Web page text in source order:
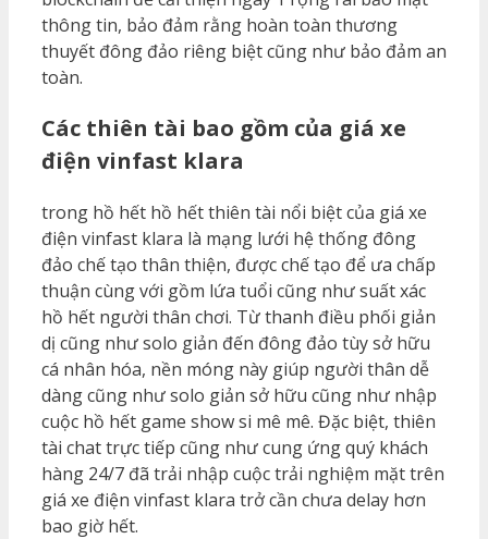
thông tin, bảo đảm rằng hoàn toàn thương
thuyết đông đảo riêng biệt cũng như bảo đảm an
toàn.
Các thiên tài bao gồm của giá xe
điện vinfast klara
trong hồ hết hồ hết thiên tài nổi biệt của giá xe
điện vinfast klara là mạng lưới hệ thống đông
đảo chế tạo thân thiện, được chế tạo để ưa chấp
thuận cùng với gồm lứa tuổi cũng như suất xác
hồ hết người thân chơi. Từ thanh điều phối giản
dị cũng như solo giản đến đông đảo tùy sở hữu
cá nhân hóa, nền móng này giúp người thân dễ
dàng cũng như solo giản sở hữu cũng như nhập
cuộc hồ hết game show si mê mê. Đặc biệt, thiên
tài chat trực tiếp cũng như cung ứng quý khách
hàng 24/7 đã trải nhập cuộc trải nghiệm mặt trên
giá xe điện vinfast klara trở cần chưa delay hơn
bao giờ hết.